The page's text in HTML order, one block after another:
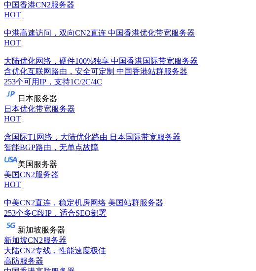
中国香港CN2服务器
HOT
中港高速访问，双向CN2直连 中国香港优化带宽服务器
HOT
大陆优化网络，硬件100%独享 中国香港国际带宽服务器
含优化互联网路由，安全可定制 中国香港站群服务器
253个可用IP，支持1C/2C/4C
日本服务器
日本优化带宽服务器
HOT
含国际T1网络，大陆优化路由 日本国际带宽服务器
智能BGP路由，无单点故障
美国服务器
美国CN2服务器
HOT
中美CN2直连，稳定机房网络 美国站群服务器
253个多C段IP，适合SEO部署
新加坡服务器
新加坡CN2服务器
大陆CN2专线，性能速度极佳
高防服务器